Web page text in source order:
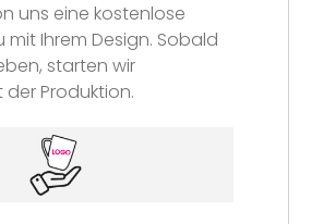
uns eine kostenlose
mit Ihrem Design. Sobald
starten wir
Produktion.